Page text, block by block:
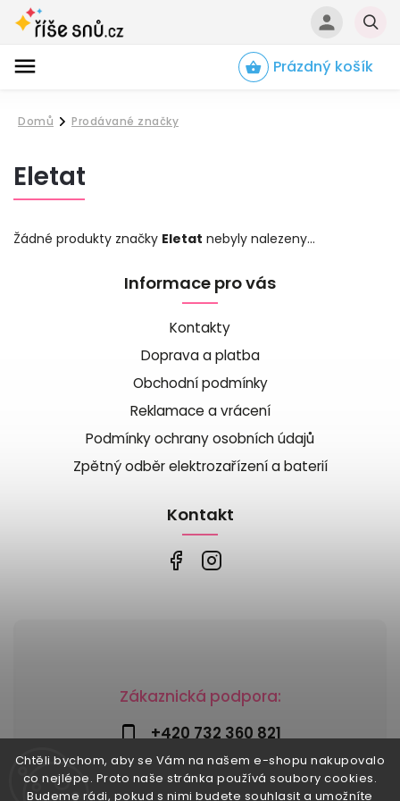
Chtěli bychom, aby se Vám na našem e-shopu nakupovalo
co nejlépe. Proto naše stránka používá soubory cookies.
Budeme rádi, pokud s nimi budete souhlasit a umožníte
Prázdný košík
Domů
/
Prodávané značky
Eletat
Žádné produkty značky Eletat nebyly nalezeny...
Zákaznická podpora:
+420 732 360 821
info@risesnu.cz
Informace pro vás
Kontakty
Doprava a platba
Obchodní podmínky
Reklamace a vrácení
Podmínky ochrany osobních údajů
Zpětný odběr elektrozařízení a baterií
Kontakt